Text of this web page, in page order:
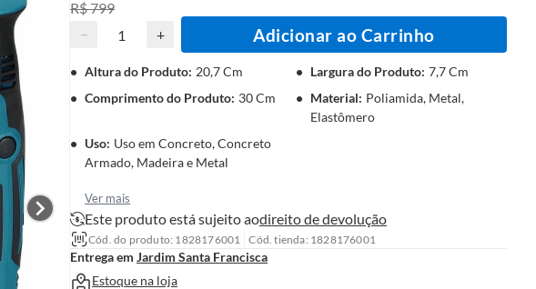
R$ 799
−
+ Adicionar ao Carrinho
Altura do Produto: 20,7 Cm Largura do Produto: 7,7 Cm
Comprimento do Produto: 30 Cm Material: Poliamida, Metal,
Elastômero
Uso: Uso em Concreto, Concreto
Armado, Madeira e Metal
Ver mais
Este produto está sujeito aodireito de devolução
Cód. do produto: 1828176001 Cód. tienda: 1828176001
Entrega em Jardim Santa Francisca
Estoque na loja